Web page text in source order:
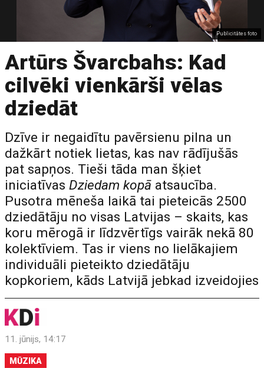
Publicitātes foto
Artūrs Švarcbahs: Kad
cilvēki vienkārši vēlas
dziedāt
Dzīve ir negaidītu pavērsienu pilna un
dažkārt notiek lietas, kas nav rādījušās
pat sapņos. Tieši tāda man šķiet
iniciatīvasDziedam kopā atsaucība.
Pusotra mēneša laikā tai pieteicās 2500
dziedātāju no visas Latvijas – skaits, kas
koru mērogā ir līdzvērtīgs vairāk nekā 80
kolektīviem. Tas ir viens no lielākajiem
individuāli pieteikto dziedātāju
kopkoriem, kāds Latvijā jebkad izveidojies
11. jūnijs, 14:17
MŪZIKA